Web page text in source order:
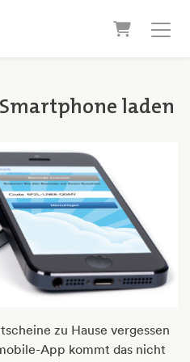
laden
zu Hause vergessen
App kommt das nicht